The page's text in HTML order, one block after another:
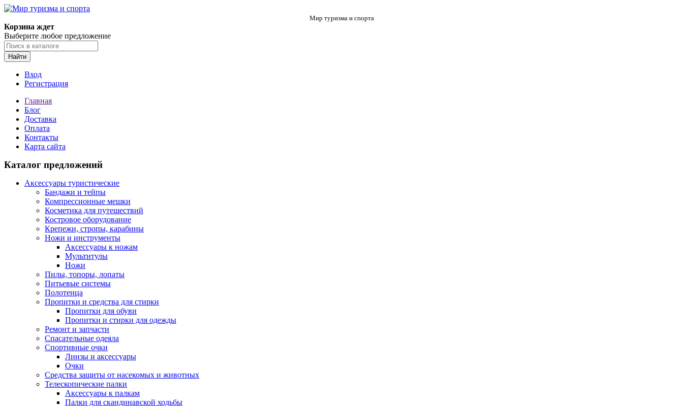
Мир туризма и спорта
Корзина ждет
Выберите любое предложение
Найти
Вход
Регистрация
Главная
Блог
Доставка
Оплата
Контакты
Карта сайта
Каталог предложений
Аксессуары туристические
Бандажи и тейпы
Компрессионные мешки
Косметика для путешествий
Костровое оборудование
Крепежи, стропы, карабины
Ножи и инструменты
Аксессуары к ножам
Мультитулы
Ножи
Пилы, топоры, лопаты
Питьевые системы
Полотенца
Пропитки и средства для стирки
Пропитки для обуви
Пропитки и стирки для одежды
Ремонт и запчасти
Спасательные одеяла
Спортивные очки
Линзы и аксессуары
Очки
Средства защиты от насекомых и животных
Телескопические палки
Аксессуары к палкам
Палки для скандинавской ходьбы